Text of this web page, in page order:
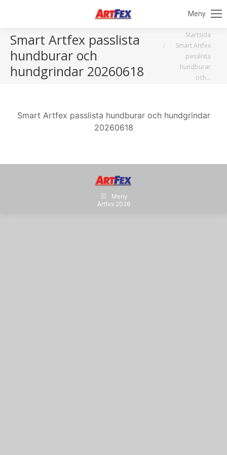
Meny
Smart Artfex passlista
hundburar och
hundgrindar 20260618
Du är här:Startsida
Smart Artfex
passlista
hundburar
och…
Smart Artfex passlista hundburar och hundgrindar
20260618
Meny
Artfex 2026